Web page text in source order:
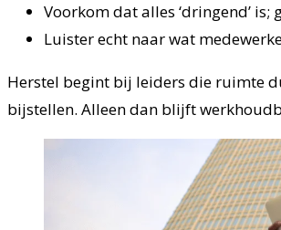
Voorkom dat alles ‘dringend’
Luister echt naar wat
Herstel begint bij leiders die ruimte
bijstellen. Alleen dan blijft